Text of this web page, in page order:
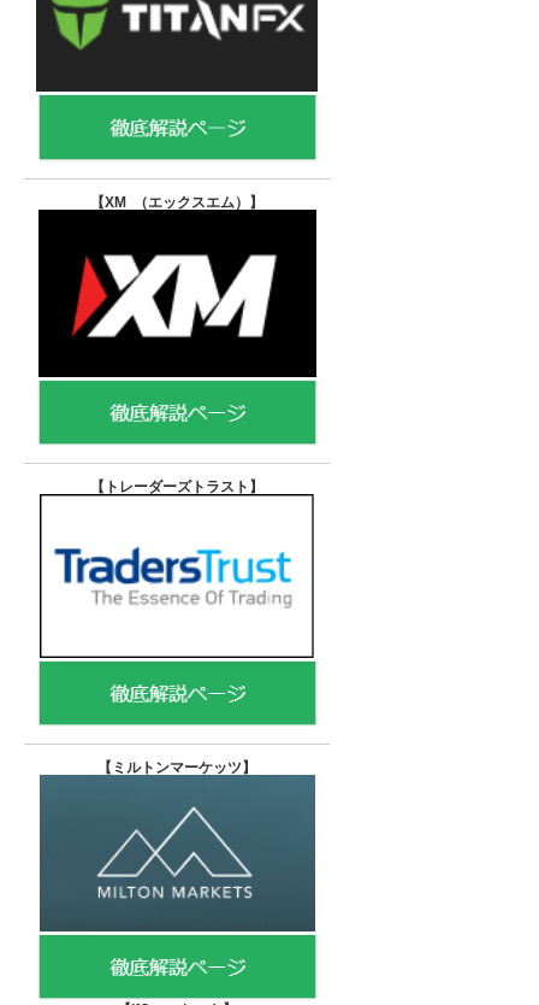
【XM （エックスエム） 】
【トレーダーズトラスト 】
【 ミルトンマーケッツ】